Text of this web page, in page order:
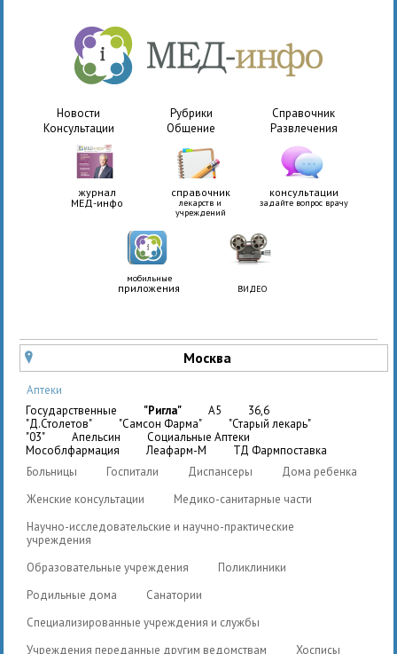
Новости Рубрики
Справочник
Консультации
Общение Развлечения
журнал
МЕД-инфо
справочник
лекарств и
учреждений
консультации
задайте вопрос врачу
мобильные
приложения ВИДЕО
u Москва
Аптеки
государственные
"Ригла" A5
36,6
"Д.Столетов"
"Самсон Фарма"
"Старый лекарь"
"03"
Апельсин
Социальные Аптеки
Мособлфармация
Леафарм-М
ТД Фармпоставка
Больницы
Госпитали Диспансеры
Дома ребенка
Женские консультации
Медико-санитарные части
Научно-исследовательские и научно-практические
учреждения
Образовательные учреждения
Поликлиники
Родильные дома
Санатории
Специализированные учреждения и службы
Учреждения переданные другим ведомствам
Хосписы